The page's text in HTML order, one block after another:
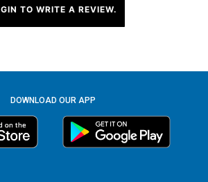
TO WRITE A REVIEW.
DOWNLOAD OUR APP